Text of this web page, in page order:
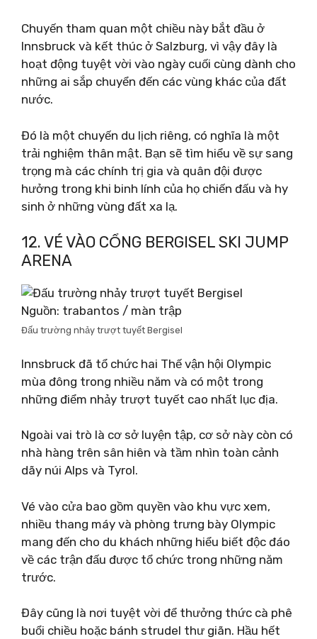
Chuyến tham quan một chiều này bắt đầu ở
Innsbruck và kết thúc ở Salzburg, vì vậy đây là
hoạt động tuyệt vời vào ngày cuối cùng dành cho
những ai sắp chuyển đến các vùng khác của đất
nước.
Đó là một chuyến du lịch riêng, có nghĩa là một
trải nghiệm thân mật. Bạn sẽ tìm hiểu về sự sang
trọng mà các chính trị gia và quân đội được
hưởng trong khi binh lính của họ chiến đấu và hy
sinh ở những vùng đất xa lạ.
12. VÉ VÀO CỔNG BERGISEL SKI JUMP
ARENA
Nguồn: trabantos / màn trập
Đấu trường nhảy trượt tuyết Bergisel
Innsbruck đã tổ chức hai Thế vận hội Olympic
mùa đông trong nhiều năm và có một trong
những điểm nhảy trượt tuyết cao nhất lục địa.
Ngoài vai trò là cơ sở luyện tập, cơ sở này còn có
nhà hàng trên sân hiên và tầm nhìn toàn cảnh
dãy núi Alps và Tyrol.
Vé vào cửa bao gồm quyền vào khu vực xem,
nhiều thang máy và phòng trưng bày Olympic
mang đến cho du khách những hiểu biết độc đáo
về các trận đấu được tổ chức trong những năm
trước.
Đây cũng là nơi tuyệt vời để thưởng thức cà phê
buổi chiều hoặc bánh strudel thư giãn. Hầu hết